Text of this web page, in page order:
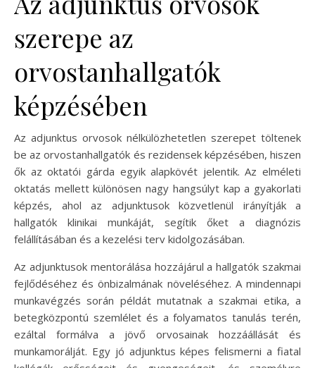
szerepe az
orvostanhallgatók
képzésében
Az adjunktus orvosok nélkülözhetetlen szerepet töltenek
be az orvostanhallgatók és rezidensek képzésében, hiszen
ők az oktatói gárda egyik alapkövét jelentik. Az elméleti
oktatás mellett különösen nagy hangsúlyt kap a gyakorlati
képzés, ahol az adjunktusok közvetlenül irányítják a
hallgatók klinikai munkáját, segítik őket a diagnózis
felállításában és a kezelési terv kidolgozásában.
Az adjunktusok mentorálása hozzájárul a hallgatók szakmai
fejlődéséhez és önbizalmának növeléséhez. A mindennapi
munkavégzés során példát mutatnak a szakmai etika, a
betegközpontú szemlélet és a folyamatos tanulás terén,
ezáltal formálva a jövő orvosainak hozzáállását és
munkamorálját. Egy jó adjunktus képes felismerni a fiatal